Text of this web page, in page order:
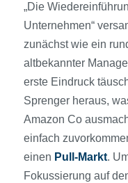
„Die
Unternehmen“
zunächst wie ein
altbekannter
erste Eindruck
Sprenger heraus,
Amazon Co
einfach
einen Pull-Markt.
Fokussierung auf